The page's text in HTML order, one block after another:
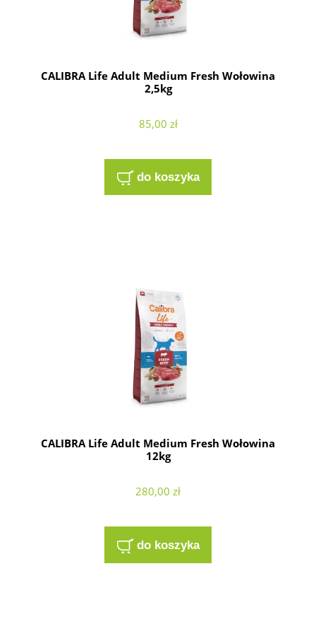
CALIBRA Life Adult Medium Fresh Wołowina
2,5kg
85,00 zł
do koszyka
CALIBRA Life Adult Medium Fresh Wołowina
12kg
280,00 zł
do koszyka